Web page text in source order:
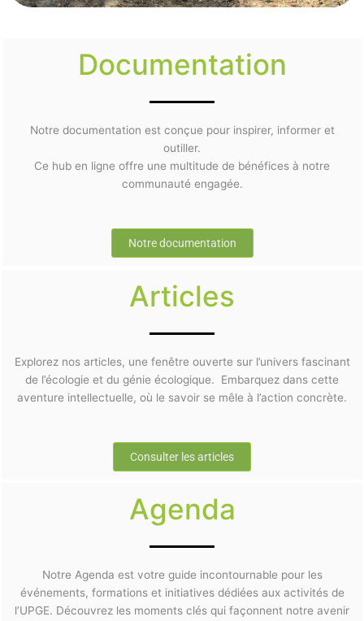
Documentation
Notre documentation est conçue pour inspirer, informer et
outiller.
Ce hub en ligne offre une multitude de bénéfices à notre
communauté engagée.
Notre documentation
Articles
Explorez nos articles, une fenêtre ouverte sur l’univers fascinant
de l’écologie et du génie écologique. Embarquez dans cette
aventure intellectuelle, où le savoir se mêle à l’action concrète.
Consulter les articles
Agenda
Notre Agenda est votre guide incontournable pour les
événements, formations et initiatives dédiées aux activités de
l’UPGE. Découvrez les moments clés qui façonnent notre avenir